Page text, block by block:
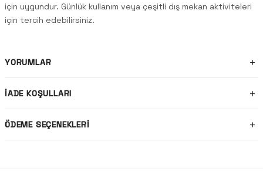
için uygundur. Günlük kullanım veya çeşitli dış mekan aktiviteleri
için tercih edebilirsiniz.
YORUMLAR
İADE KOŞULLARI
ÖDEME SEÇENEKLERI